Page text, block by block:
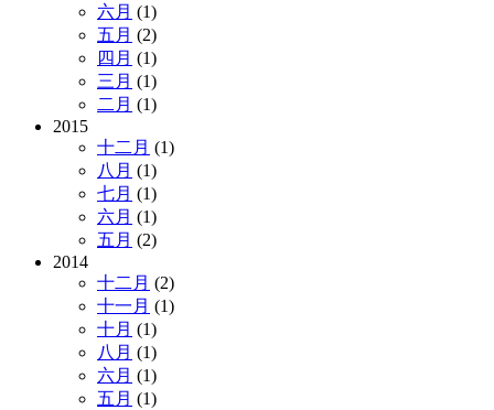
六月 (1)
五月 (2)
四月 (1)
三月 (1)
二月 (1)
2015
十二月 (1)
八月 (1)
七月 (1)
六月 (1)
五月 (2)
2014
十二月 (2)
十一月 (1)
十月 (1)
八月 (1)
六月 (1)
五月 (1)